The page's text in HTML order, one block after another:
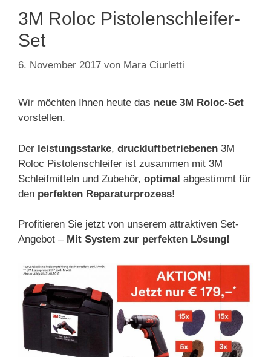
3M Roloc Pistolenschleifer-
Set
6. November 2017 von Mara Ciurletti
Wir möchten Ihnen heute das neue 3M Roloc-Set
vorstellen.
Der leistungsstarke, druckluftbetriebenen 3M
Roloc Pistolenschleifer ist zusammen mit 3M
Schleifmitteln und Zubehör, optimal abgestimmt für
den perfekten Reparaturprozess!
Profitieren Sie jetzt von unserem attraktiven Set-
Angebot – Mit System zur perfekten Lösung!